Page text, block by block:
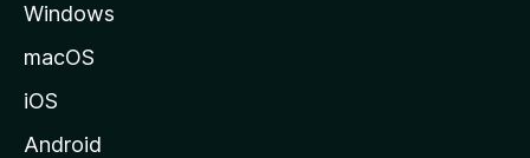
Windows
macOS
iOS
Android